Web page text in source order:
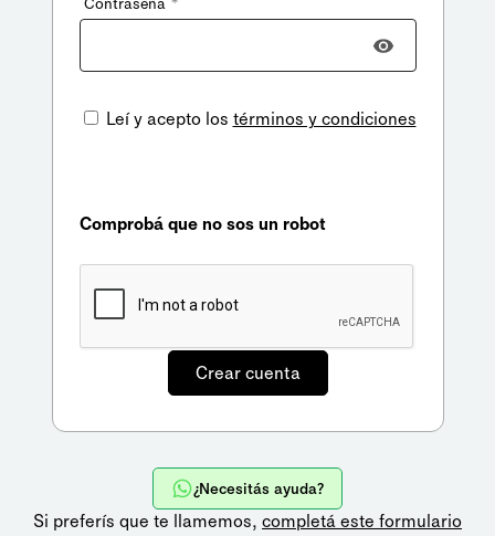
Contraseña
Leí y acepto los términos y condiciones
Comprobá que no sos un robot
¿Necesitás ayuda?
Si preferís que te llamemos, completá este formulario